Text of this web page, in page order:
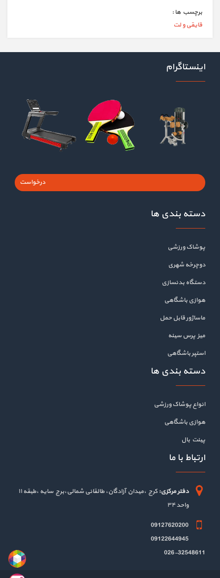
برچسب ها :
قایقی و لت
اینستاگرام
درخواست
دسته بندی ها
پوشاک ورزشی
دوچرخه شهری
دستگاه بدنسازی
هوازی باشگاهی
ماساژور قابل حمل
میز پرس سینه
استپر باشگاهی
دسته بندی ها
انواع پوشاک ورزشی
هوازی باشگاهی
پینت بال
ارتباط با ما
دفتر مرکزی:
کرج ،میدان آزادگان، طالقانی شمالی،برج سایه ،طبقه ۱۱
واحد ۳۴
09127620200
09122644945
026-32548611